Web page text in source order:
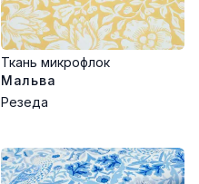
Ткань микрофлок
Мальва
Резеда